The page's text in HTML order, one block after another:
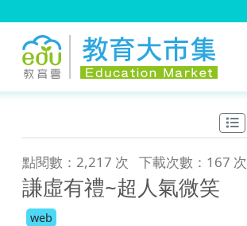
點閱數：2,217 次 下載次數：167 次
謙虛有禮~超人氣微笑
web